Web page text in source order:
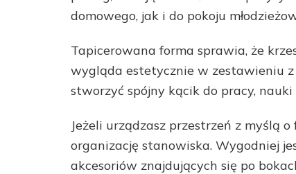
domowego, jak i do pokoju
Tapicerowana forma sprawia, że
wygląda estetycznie w zestawieniu z
stworzyć spójny kącik do pracy,
Jeżeli urządzasz przestrzeń z myślą
organizację stanowiska. Wygodniej
akcesoriów znajdujących się po